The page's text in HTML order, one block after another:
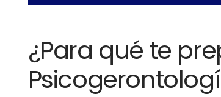
¿Para qué te